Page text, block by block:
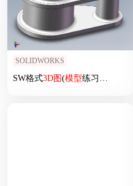
SOLIDWORKS
SW格式3D图(模型练习题)-011